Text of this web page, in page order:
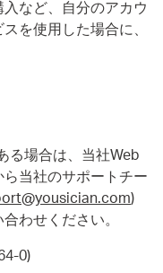
など、自分のアカウ
を使用した場合に、
る場合は、当社Web
当社のサポートチー
)
わせください。
0)